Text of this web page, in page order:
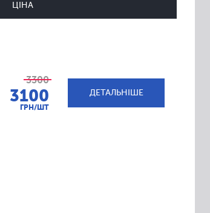
ЦІНА
3300
3100
ГРН/ШТ
ДЕТАЛЬНІШЕ